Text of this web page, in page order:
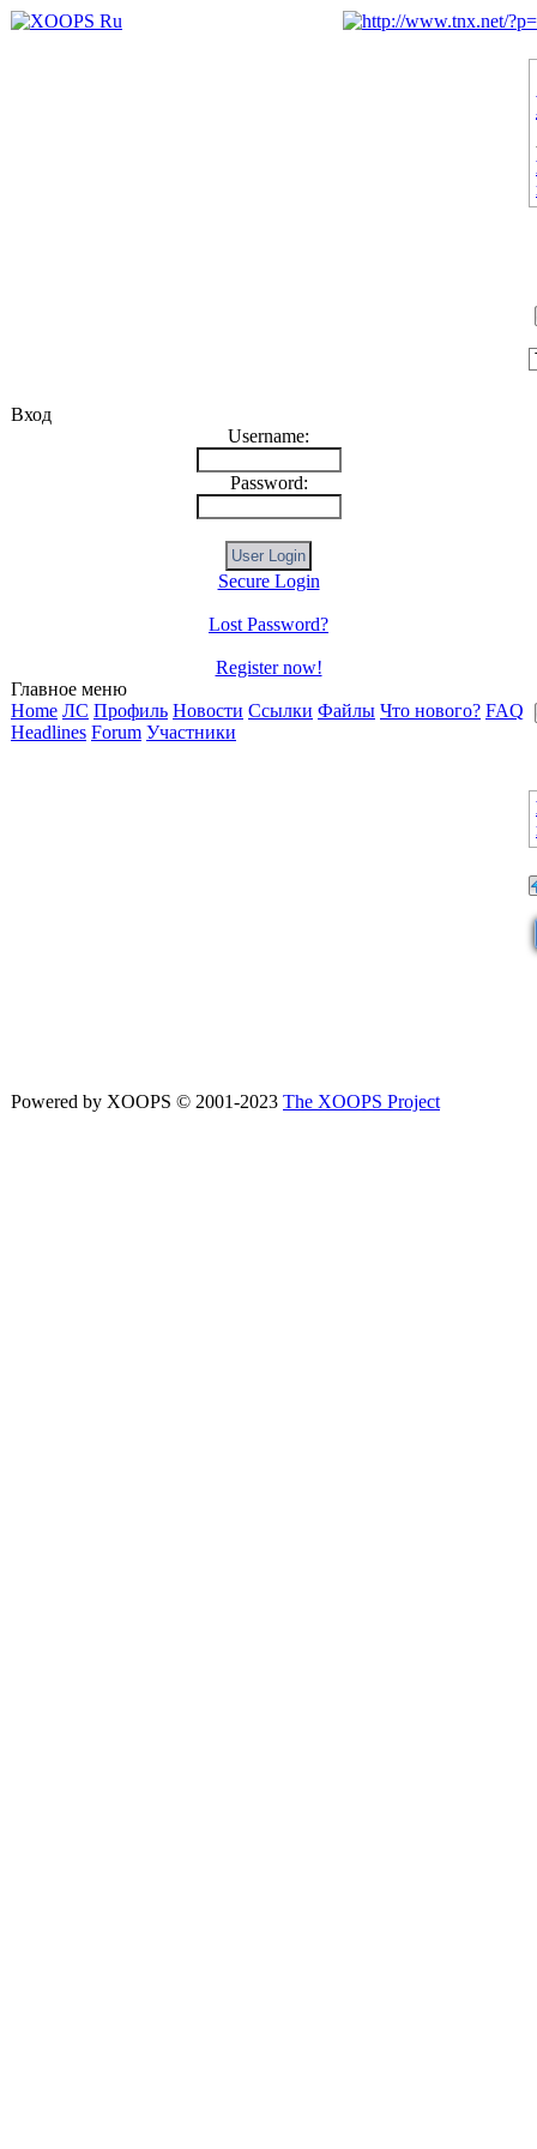
Вход
Username:
Password:
Secure Login
Lost Password?
Register now!
Главное меню
Home ЛС Профиль Новости Ссылки Файлы Что нового? FAQ
Headlines Forum Участники
Powered by XOOPS © 2001-2023 The XOOPS Project